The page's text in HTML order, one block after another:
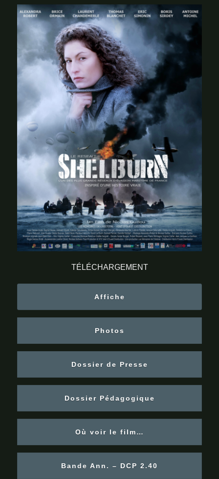
TÉLÉCHARGEMENT
Affiche
Photos
Dossier de Presse
Dossier Pédagogique
Où voir le film…
Bande Ann. – DCP 2.40